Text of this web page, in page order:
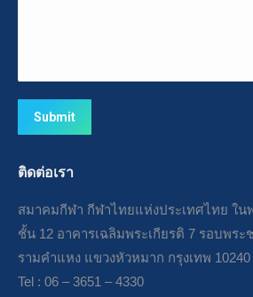
Submit
ติดต่อเรา
สมาคมกีฬา กีฬาไทยแห่งประเทศไทย ใ
ชั้น 12 อาคารเฉลิมพระเกียรติ 7 รอบพร
รามคำแหง แขวงหัวหมาก กรุงเทพ 10240
Tel : 06 – 3651 – 4330